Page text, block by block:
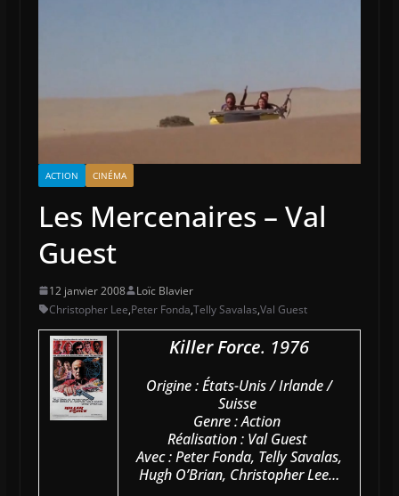
ACTION CINÉMA
Les Mercenaires – Val
Guest
12 janvier 2008
Loïc Blavier
Christopher Lee,Peter Fonda,Telly Savalas,Val Guest
Killer Force. 1976
Origine : États-Unis / Irlande /
Suisse
Genre : Action
Réalisation : Val Guest
Avec : Peter Fonda, Telly Savalas,
Hugh O’Brian, Christopher Lee…